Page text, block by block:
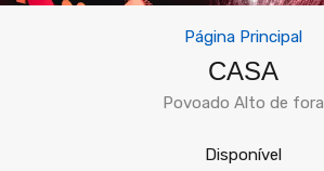
Página Principal
CASA
Povoado Alto de fora
Disponível